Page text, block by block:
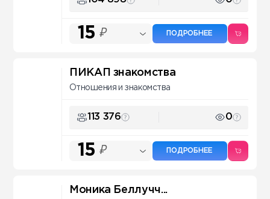
15 ₽ ПОДРОБНЕЕ
ПИКАП знакомства
Отношения и знакомства
113 376 0
15 ₽ ПОДРОБНЕЕ
Моника Беллучч...